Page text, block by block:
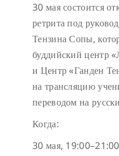
30 мая состоится
ретрита под
Тензина Сопы,
буддийский центр
и Центр «Ганден
на трансляцию
переводом на
Когда:
30 мая,